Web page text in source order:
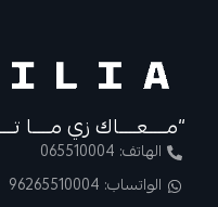
“مــــعــــاك زي مــــا
الهاتف: 065510004
الواتساب: 96265510004